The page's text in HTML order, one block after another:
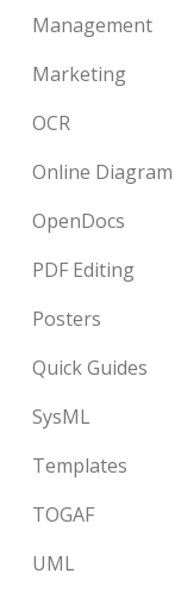
Management
Marketing
OCR
Online Diagram
OpenDocs
PDF Editing
Posters
Quick Guides
SysML
Templates
TOGAF
UML